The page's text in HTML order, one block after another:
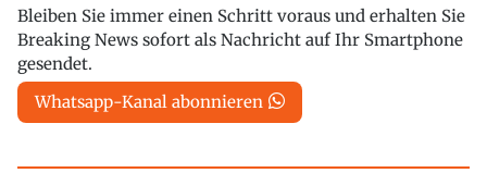
Bleiben Sie immer einen Schritt voraus und erhalten Sie
Breaking News sofort als Nachricht auf Ihr Smartphone
gesendet.
Whatsapp-Kanal abonnieren